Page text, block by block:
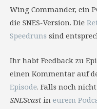
Wing Commander, ein
die SNES-Version. Die
Speedruns sind
Ihr habt Feedback zu
einen Kommentar auf
Episode. Falls noch
SNEScast in eurem